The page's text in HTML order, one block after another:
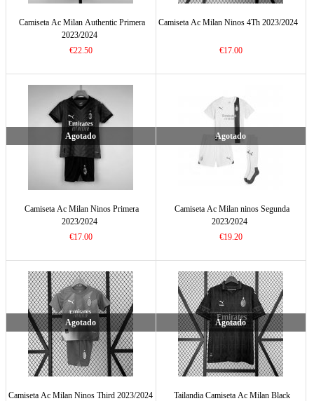
Camiseta Ac Milan Authentic Primera
2023/2024
€22.50
Camiseta Ac Milan Ninos 4Th 2023/2024
€17.00
Agotado
Camiseta Ac Milan Ninos Primera
2023/2024
€17.00
Agotado
Camiseta Ac Milan ninos Segunda
2023/2024
€19.20
Agotado
Camiseta Ac Milan Ninos Third 2023/2024
Agotado
Tailandia Camiseta Ac Milan Black